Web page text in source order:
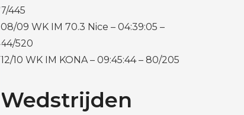
7/445
08/09 WK IM 70.3 Nice – 04:39:05 –
44/520
12/10 WK IM KONA – 09:45:44 – 80/205
Wedstrijden